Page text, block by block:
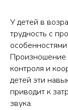
У детей в
трудность с
Произношение
контроля и
детей эти
приводит к
звука.